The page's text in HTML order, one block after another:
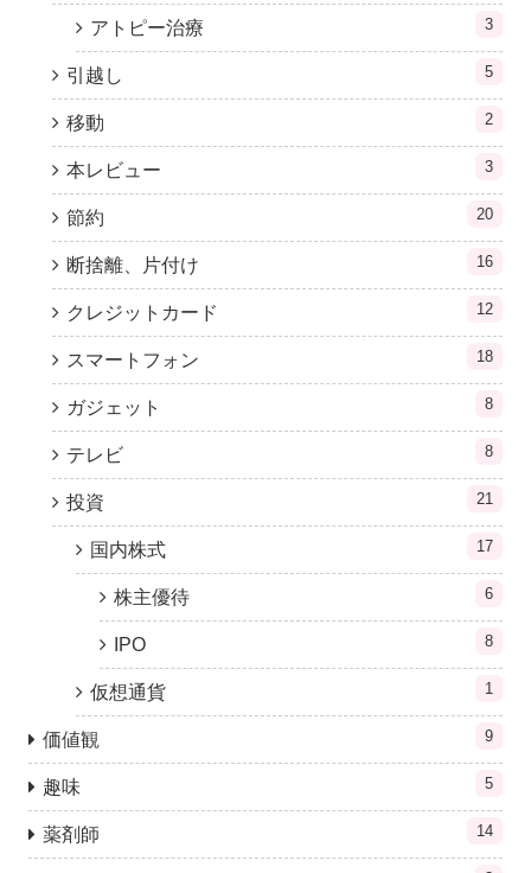
アトピー治療 3
引越し 5
移動 2
本レビュー 3
節約 20
断捨離、片付け 16
クレジットカード 12
スマートフォン 18
ガジェット 8
テレビ 8
投資 21
国内株式 17
株主優待 6
IPO 8
仮想通貨 1
価値観 9
趣味 5
薬剤師 14